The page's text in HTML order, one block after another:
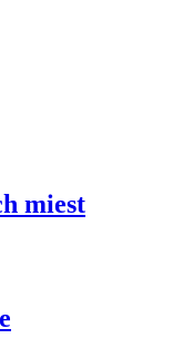
miest